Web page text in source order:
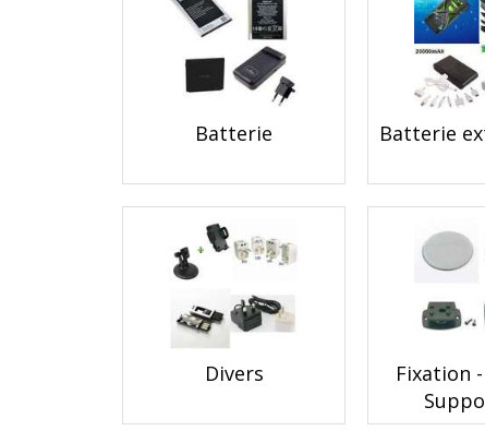
Batterie Batterie
Divers
Fixation